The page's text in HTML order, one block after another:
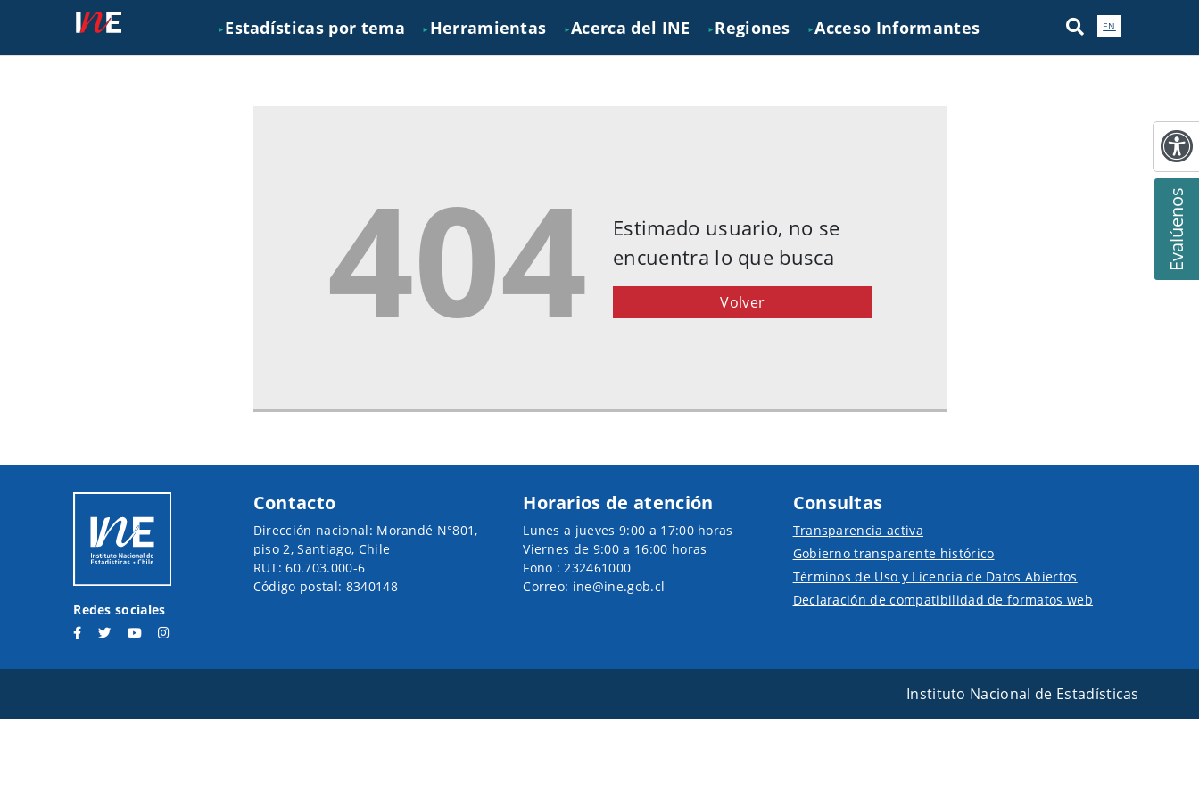
► Estadísticas por tema ► Herramientas ►Acerca del INE ► Regiones ►Acceso Informantes EN
Evalúenos
404
Estimado usuario, no se
encuentra lo que busca
Volver
Redes sociales
Contacto
Dirección nacional: Morandé N°801,
piso 2, Santiago, Chile
RUT: 60.703.000-6
Código postal: 8340148
Horarios de atención
Lunes a jueves 9:00 a 17:00 horas
Viernes de 9:00 a 16:00 horas
Fono : 232461000
Correo: ine@ine.gob.cl
Consultas
Transparencia activa
Gobierno transparente histórico
Términos de Uso y Licencia de Datos Abiertos
Declaración de compatibilidad de formatos web
Instituto Nacional de Estadísticas